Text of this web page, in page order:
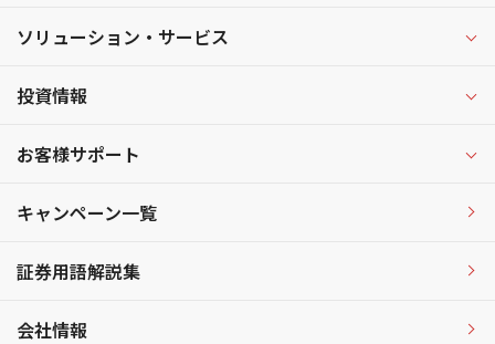
ソリューション・サービス
投資情報
お客様サポート
キャンペーン一覧
証券用語解説集
会社情報